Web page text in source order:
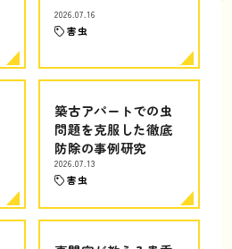
2026.07.16
害虫
築古アパートでの虫
問題を克服した徹底
防除の事例研究
2026.07.13
害虫